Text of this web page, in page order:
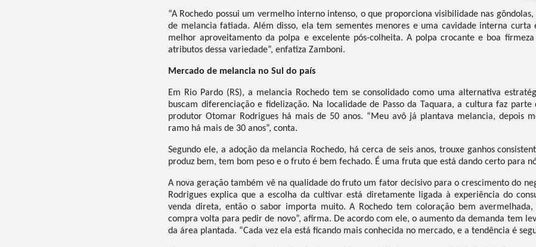
“A Rochedo possui um vermelho interno intenso, o que proporciona visibilidade nas
de melancia fatiada. Além disso, ela tem sementes menores e uma cavidade interna curta
melhor aproveitamento da polpa e excelente pós-colheita. A polpa crocante e boa
atributos dessa variedade”, enfatiza Zamboni.
Mercado de melancia no Sul do país
Em Rio Pardo (RS), a melancia Rochedo tem se consolidado como uma alternativa
buscam diferenciação e fidelização. Na localidade de Passo da Taquara, a cultura faz
produtor Otomar Rodrigues há mais de 50 anos. “Meu avô já plantava melancia, depois
ramo há mais de 30 anos”, conta.
Segundo ele, a adoção da melancia Rochedo, há cerca de seis anos, trouxe ganhos
produz bem, tem bom peso e o fruto é bem fechado. É uma fruta que está dando certo para
A nova geração também vê na qualidade do fruto um fator decisivo para o crescimento do
Rodrigues explica que a escolha da cultivar está diretamente ligada à experiência do
venda direta, então o sabor importa muito. A Rochedo tem coloração bem
compra volta para pedir de novo”, afirma. De acordo com ele, o aumento da demanda tem
da área plantada. “Cada vez ela está ficando mais conhecida no mercado, e a tendência é